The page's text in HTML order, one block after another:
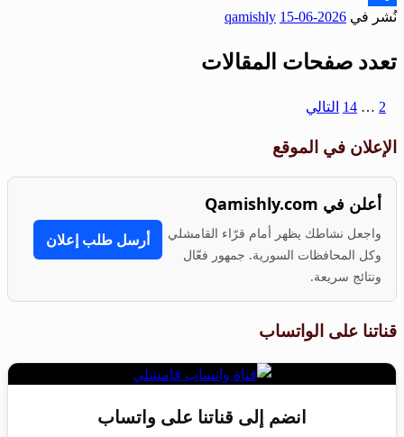
Share
نُشر في 2026-06-15
qamishly
تعدد صفحات المقالات
2
…
14 التالي
الإعلان في الموقع
أعلن في Qamishly.com
واجعل نشاطك يظهر أمام قرّاء القامشلي
وكل المحافظات السورية. جمهور فعّال
ونتائج سريعة.
أرسل طلب إعلان
قناتنا على الواتساب
انضم إلى قناتنا على واتساب